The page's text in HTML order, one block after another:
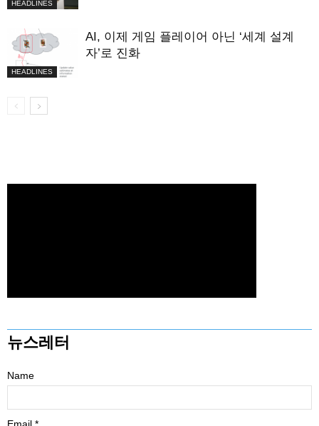
HEADLINES
HEADLINES
AI, 이제 게임 플레이어 아닌 ‘세계 설계
자’로 진화
뉴스레터
Name